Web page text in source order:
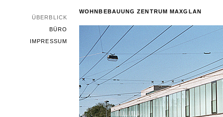
ÜBERBLICK
BÜRO
IMPRESSUM
WOHNBEBAUUNG ZENTRUM MAXGLAN